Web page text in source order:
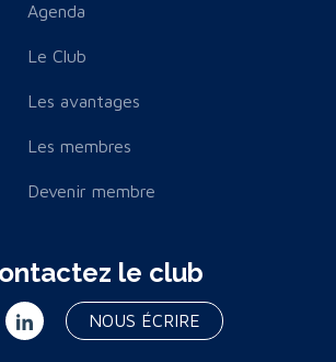
Agenda
Le Club
Les avantages
Les membres
Devenir membre
le club
NOUS ÉCRIRE